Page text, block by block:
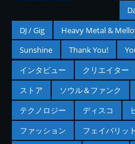
DJ / Gig
Heavy Metal &
Sunshine
Thank You!
インタビュー
クリエイター
ストア
ソウル＆ファンク
テクノロジー
ディスコ
ファッション
フェイバリット